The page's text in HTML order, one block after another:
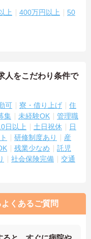
上 400万円以上
50
人をこだわり条件で
可 寮・借り上げ
住
集 未経験OK
管理職
日以上 土日祝休
日
研修制度あり
産
残業少なめ
託児
社会保険完備
交通
くあるご質問